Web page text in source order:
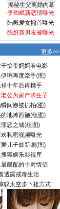
揭秘生父离婚内幕
·李幼斌新恋情曝光
·陆毅爱女照首曝光
·陈好新男友被曝光
更多>>
怡带妈妈看电影
琍再度牵手(图)
十年后再携手
公为家产求生子
间惨被抓拍(图)
地摊西施(组图)
恶之城(组图)
私密视频曝光
儿子最新照(图)
狐娱乐影视库
般配的十对情侣
透露戒毒生活
叹太空步下楼方式